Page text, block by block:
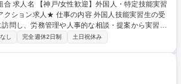
技能実習
の内容 外国人技能実習生の受
問し、労務管理や人事的な相談・提案から実習生
トや指導まで行います。 ≪未経験歓迎×人材育成と
育成◎報告書作成などの事務業務◎レクリエーシ
は、午前1社・午後2社程度の訪問お任せ。（直
し 完全週休2日制 土日祝休み